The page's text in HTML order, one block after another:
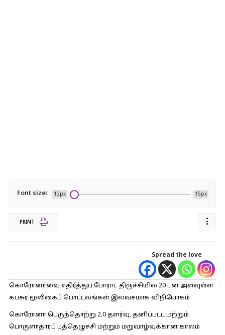
Font size: 12px 15px
PRINT
Spread the love
கொரோனாவை எதிர்த்துப் போராட திருச்சியில் 20 டன் அளவுள்ள
கபசுர மூலிகைப் பொட்டலங்கள் இலவசமாக விநியோகம்
கொரோனா பெருந்தொற்று 2.0 தளர்வு, தனிப்பட்ட மற்றும்
பொருளாதாரப் புத்தெழுச்சி மற்றும் மறுவாழ்வுக்கான காலம்